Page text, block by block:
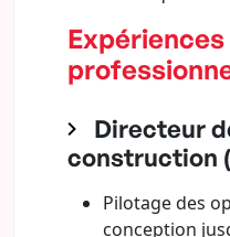
Expériences
Directeur
construction
Pilotage des
conception